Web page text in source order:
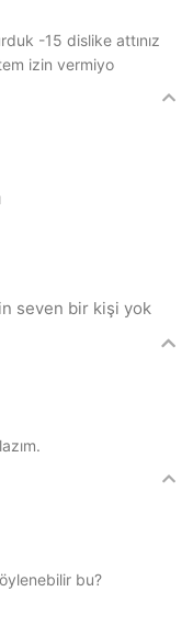
-15 dislike attınız
izin vermiyo
seven bir kişi yok
bu?